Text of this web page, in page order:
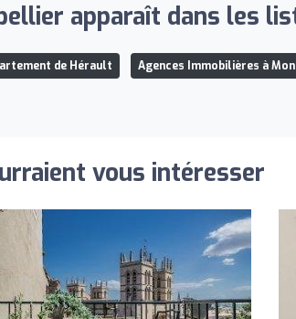
apparaît dans les
de Hérault Agences Immobilières à
vous intéresser